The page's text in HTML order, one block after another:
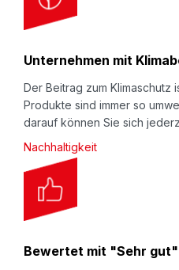
Unternehmen mit
Der Beitrag zum Klimaschutz
Produkte sind immer so
darauf können Sie sich
Nachhaltigkeit
Bewertet mit "Sehr gut"